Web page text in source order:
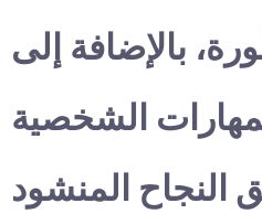
بالإضافة إلى
الشخصية